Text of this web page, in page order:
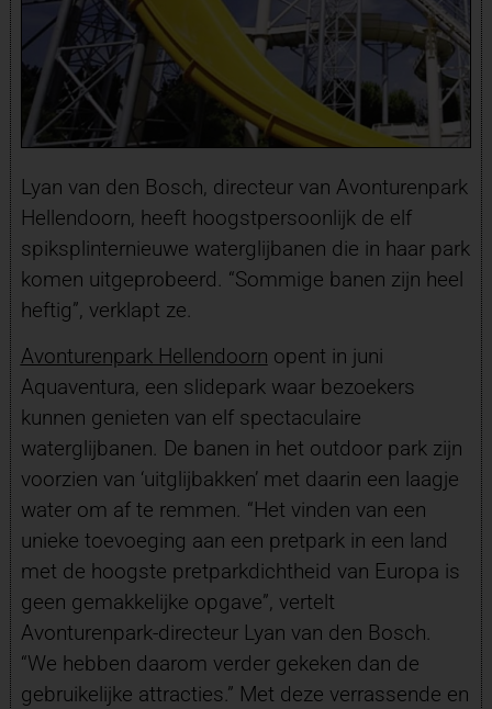
Lyan van den Bosch, directeur van Avonturenpark
Hellendoorn, heeft hoogstpersoonlijk de elf
spiksplinternieuwe waterglijbanen die in haar park
komen uitgeprobeerd. “Sommige banen zijn heel
heftig”, verklapt ze.
Avonturenpark Hellendoorn opent in juni
Aquaventura, een slidepark waar bezoekers
kunnen genieten van elf spectaculaire
waterglijbanen. De banen in het outdoor park zijn
voorzien van ‘uitglijbakken’ met daarin een laagje
water om af te remmen. “Het vinden van een
unieke toevoeging aan een pretpark in een land
met de hoogste pretparkdichtheid van Europa is
geen gemakkelijke opgave”, vertelt
Avonturenpark-directeur Lyan van den Bosch.
“We hebben daarom verder gekeken dan de
gebruikelijke attracties.” Met deze verrassende en